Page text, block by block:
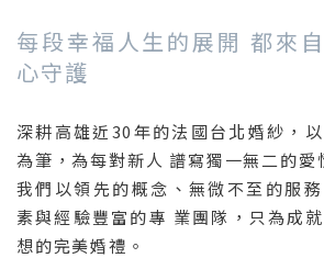
每段幸福人生的展開 都來
心守護
深耕高雄近30年的法國台北婚紗，
為筆，為每對新人 譜寫獨一無二的愛
我們以領先的概念、無微不至的服
素與經驗豐富的專 業團隊，只為成
想的完美婚禮。